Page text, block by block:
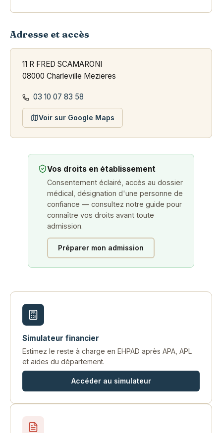
Adresse et accès
11 R FRED SCAMARONI
08000 Charleville Mezieres
03 10 07 83 58
Voir sur Google Maps
Vos droits en établissement
Consentement éclairé, accès au dossier
médical, désignation d'une personne de
confiance — consultez notre guide pour
connaître vos droits avant toute
admission.
Préparer mon admission
Simulateur financier
Estimez le reste à charge en EHPAD après APA, APL
et aides du département.
Accéder au simulateur